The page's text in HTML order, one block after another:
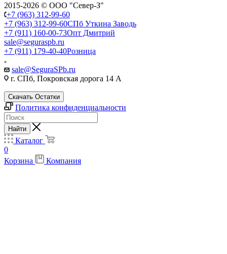
2015-2026 © ООО "Север-З"
+7 (963) 312-99-60
+7 (963) 312-99-60СПб Уткина Заводь
+7 (911) 160-00-73Опт Дмитрий
sale@seguraspb.ru
+7 (911) 179-40-40Розница
sale@SeguraSPb.ru
г. СПб, Покровская дорога 14 А
Скачать Остатки
Политика конфиденциальности
Найти
Каталог
0
Корзина
Компания